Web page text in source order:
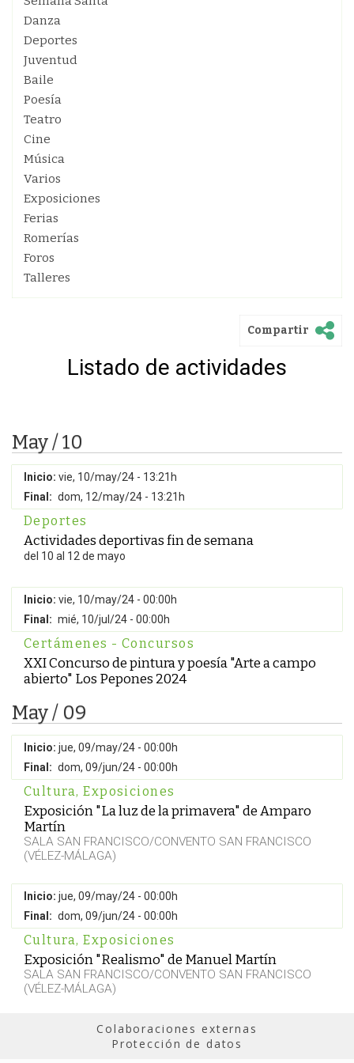
Danza
Deportes
Juventud
Baile
Poesía
Teatro
Cine
Música
Varios
Exposiciones
Ferias
Romerías
Foros
Talleres
Compartir
Listado de actividades
May / 10
Inicio: vie, 10/may/24 - 13:21h
Final: dom, 12/may/24 - 13:21h
Deportes
Actividades deportivas fin de semana
del 10 al 12 de mayo
Inicio: vie, 10/may/24 - 00:00h
Final: mié, 10/jul/24 - 00:00h
Certámenes - Concursos
XXI Concurso de pintura y poesía "Arte a campo
abierto" Los Pepones 2024
May / 09
Inicio: jue, 09/may/24 - 00:00h
Final: dom, 09/jun/24 - 00:00h
Cultura, Exposiciones
Exposición "La luz de la primavera" de Amparo
Martín
SALA SAN FRANCISCO/CONVENTO SAN FRANCISCO
(VÉLEZ-MÁLAGA)
Inicio: jue, 09/may/24 - 00:00h
Final: dom, 09/jun/24 - 00:00h
Cultura, Exposiciones
Exposición "Realismo" de Manuel Martín
SALA SAN FRANCISCO/CONVENTO SAN FRANCISCO
(VÉLEZ-MÁLAGA)
Colaboraciones externas
Protección de datos